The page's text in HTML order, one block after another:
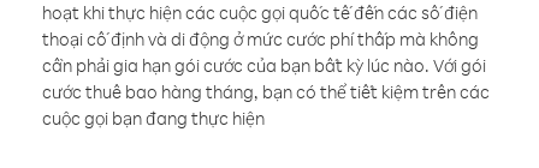
hoạt khi thực hiện các cuộc gọi quốc tế đến các số điện
thoại cố định và di động ở mức cước phí thấp mà không
cần phải gia hạn gói cước của bạn bất kỳ lúc nào. Với gói
cước thuê bao hàng tháng, bạn có thể tiết kiệm trên các
cuộc gọi bạn đang thực hiện